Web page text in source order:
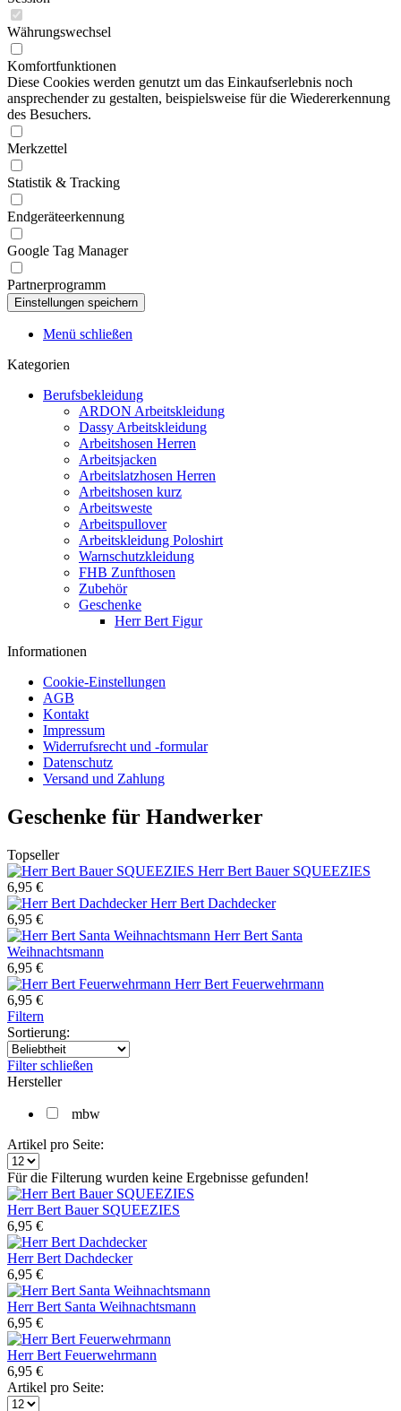
Währungswechsel
Komfortfunktionen
Diese Cookies werden genutzt um das Einkaufserlebnis noch
ansprechender zu gestalten, beispielsweise für die Wiedererkennung
des Besuchers.
Merkzettel
Statistik & Tracking
Endgeräteerkennung
Google Tag Manager
Partnerprogramm
Menü schließen
Kategorien
Berufsbekleidung
ARDON Arbeitskleidung
Dassy Arbeitskleidung
Arbeitshosen Herren
Arbeitsjacken
Arbeitslatzhosen Herren
Arbeitshosen kurz
Arbeitsweste
Arbeitspullover
Arbeitskleidung Poloshirt
Warnschutzkleidung
FHB Zunfthosen
Zubehör
Geschenke
Herr Bert Figur
Informationen
Cookie-Einstellungen
AGB
Kontakt
Impressum
Widerrufsrecht und -formular
Datenschutz
Versand und Zahlung
Geschenke für Handwerker
Topseller
Herr Bert Bauer SQUEEZIES
6,95 €
Herr Bert Dachdecker
6,95 €
Herr Bert Santa
Weihnachtsmann
6,95 €
Herr Bert Feuerwehrmann
6,95 €
Filtern
Sortierung:
Filter schließen
Hersteller
mbw
Artikel pro Seite:
Für die Filterung wurden keine Ergebnisse gefunden!
Herr Bert Bauer SQUEEZIES
6,95 €
Herr Bert Dachdecker
6,95 €
Herr Bert Santa Weihnachtsmann
6,95 €
Herr Bert Feuerwehrmann
6,95 €
Artikel pro Seite: